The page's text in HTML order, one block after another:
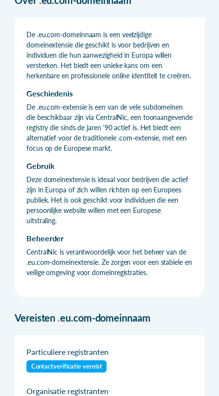
De .eu.com-domeinnaam is een veelzijdige
domeinextensie die geschikt is voor bedrijven en
individuen die hun aanwezigheid in Europa willen
versterken. Het biedt een unieke kans om een
herkenbare en professionele online identiteit te creëren.
Geschiedenis
De .eu.com-extensie is een van de vele subdomeinen
die beschikbaar zijn via CentralNic, een toonaangevende
registry die sinds de jaren '90 actief is. Het biedt een
alternatief voor de traditionele .com-extensie, met een
focus op de Europese markt.
Gebruik
Deze domeinextensie is ideaal voor bedrijven die actief
zijn in Europa of zich willen richten op een Europees
publiek. Het is ook geschikt voor individuen die een
persoonlijke website willen met een Europese
uitstraling.
Beheerder
CentralNic is verantwoordelijk voor het beheer van de
.eu.com-domeinextensie. Ze zorgen voor een stabiele en
veilige omgeving voor domeinregistraties.
Vereisten .eu.com-domeinnaam
Particuliere registranten
Contactverificatie vereist
Organisatie registranten